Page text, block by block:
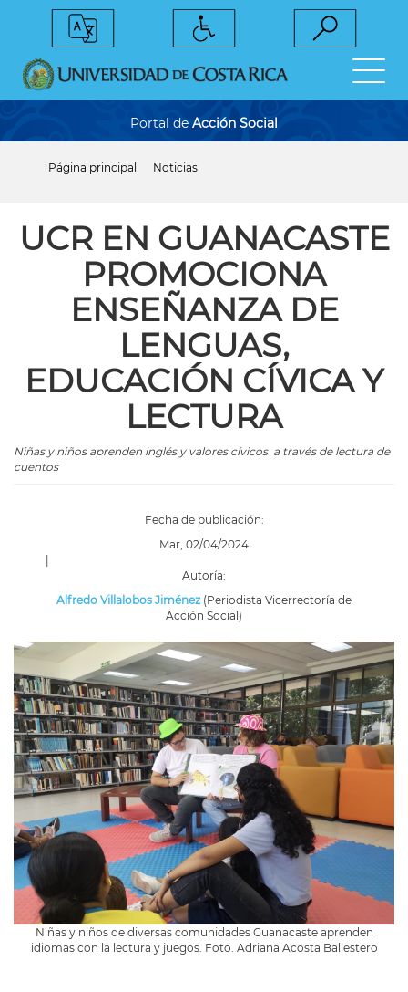
Portal de Acción Social
ayuda
a
la
navegación
Página principal Noticias
UCR EN GUANACASTE
PROMOCIONA
ENSEÑANZA DE
LENGUAS,
EDUCACIÓN CÍVICA Y
LECTURA
Niñas y niñosaprenden inglés y valores cívicos a través de lectura de
cuentos
Fecha de publicación:
Mar, 02/04/2024
|
Autoría:
Alfredo Villalobos Jiménez (Periodista Vicerrectoría de
Acción Social)
Niñas y niños de diversas comunidades Guanacaste aprenden
idiomas con la lectura y juegos. Foto. Adriana Acosta Ballestero